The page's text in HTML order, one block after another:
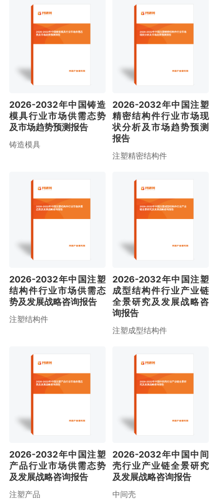
2026-2032年中国铸造模具行业市场供需态
势及市场趋势预测报告
2026-2032年中国铸造
模具行业市场供需态势
及市场趋势预测报告
铸造模具
2026-2032年中国注塑精密结构件行业市场
现状分析及市场趋势预测报告
2026-2032年中国注塑
精密结构件行业市场现
状分析及市场趋势预测
报告
注塑精密结构件
2026-2032年中国注塑结构件行业市场供需
态势及发展战略咨询报告
2026-2032年中国注塑
结构件行业市场供需态
势及发展战略咨询报告
注塑结构件
2026-2032年中国注塑成型结构件行业产业
链全景研究及发展战略咨询报告
2026-2032年中国注塑
成型结构件行业产业链
全景研究及发展战略咨
询报告
注塑成型结构件
2026-2032年中国注塑产品行业市场供需态
势及发展战略咨询报告
2026-2032年中国注塑
产品行业市场供需态势
及发展战略咨询报告
注塑产品
2026-2032年中国中间壳行业产业链全景研
究及发展战略咨询报告
2026-2032年中国中间
壳行业产业链全景研究
及发展战略咨询报告
中间壳